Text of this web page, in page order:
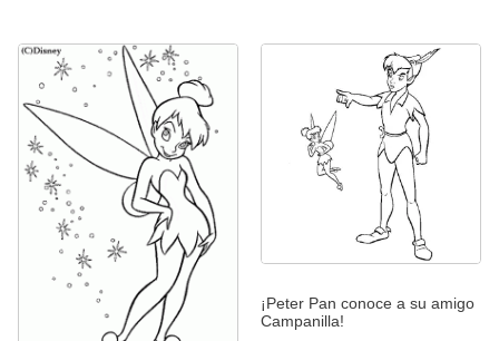
¡Peter Pan conoce a su amigo
Campanilla!